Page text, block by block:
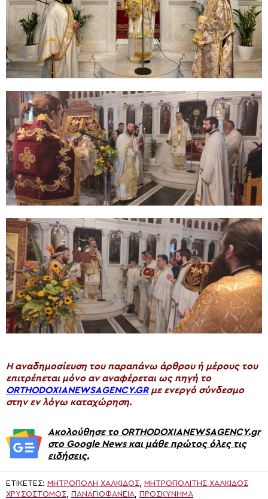
H αναδημοσίευση του παραπάνω άρθρου ή μέρους του
επιτρέπεται μόνο αν αναφέρεται ως πηγή το
ORTHODOXIANEWSAGENCY.GRμε ενεργό σύνδεσμο
στην εν λόγω καταχώρηση.
Ακολούθησε το ORTHODOXIANEWSAGENCY.gr
στο Google News και μάθε πρώτος όλες τις
ειδήσεις.
ΕΤΙΚΈΤΕΣ: ΜΗΤΡΟΠΟΛΗ ΧΑΛΚΙΔΟΣ ΜΗΤΡΟΠΟΛΊΤΗΣ ΧΑΛΚΊΔΟΣ
ΧΡΥΣΌΣΤΟΜΟΣ ΠΑΝΑΓΙΟΦΆΝΕΙΑ ΠΡΟΣΚΎΝΗΜΑ